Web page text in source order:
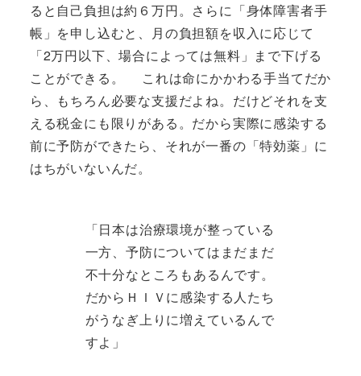
ると自己負担は約６万円。さらに「身体障害者手
帳」を申し込むと、月の負担額を収入に応じて
「2万円以下、場合によっては無料」まで下げる
ことができる。 これは命にかかわる手当てだか
ら、もちろん必要な支援だよね。だけどそれを支
える税金にも限りがある。だから実際に感染する
前に予防ができたら、それが一番の「特効薬」に
はちがいないんだ。
「日本は治療環境が整っている
一方、予防についてはまだまだ
不十分なところもあるんです。
だからＨＩＶに感染する人たち
がうなぎ上りに増えているんで
すよ」